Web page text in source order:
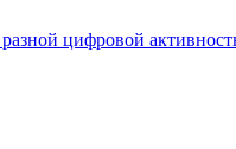
цифровой